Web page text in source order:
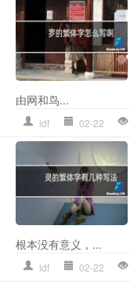
由网和鸟...
ldf 02-22
根本没有意义，...
ldf 02-22